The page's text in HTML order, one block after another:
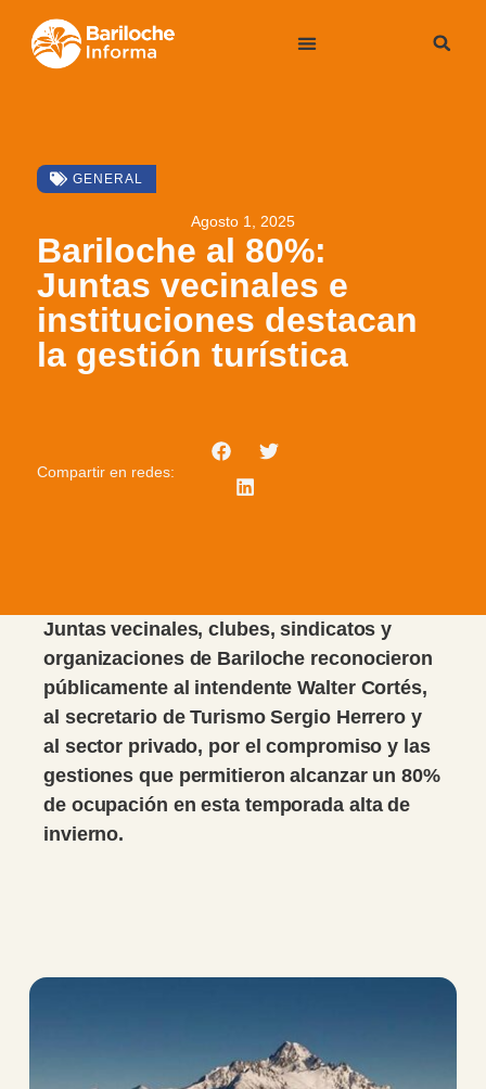
GENERAL
Agosto 1, 2025
Bariloche al 80%:
Juntas vecinales e
instituciones destacan
la gestión turística
Compartir en redes:
Juntas vecinales, clubes, sindicatos y
organizaciones de Bariloche reconocieron
públicamente al intendente Walter Cortés,
al secretario de Turismo Sergio Herrero y
al sector privado, por el compromiso y las
gestiones que permitieron alcanzar un 80%
de ocupación en esta temporada alta de
invierno.